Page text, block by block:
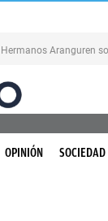
Hermanos Aranguren
OPINIÓN SOCIEDAD